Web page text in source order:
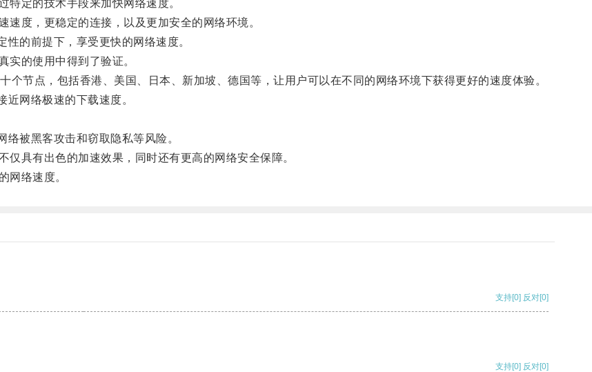
定的技术手段来加快网络速度。
度，更稳定的连接，以及更加安全的网络环境。
的前提下，享受更快的网络速度。
的使用中得到了验证。
点，包括香港、美国、日本、新加坡、德国等，让用户可以在不同的网络环境下获得更好的速度体验。
网络极速的下载速度。
被黑客攻击和窃取隐私等风险。
具有出色的加速效果，同时还有更高的网络安全保障。
络速度。
支持[0] 反对[0]
支持[0] 反对[0]